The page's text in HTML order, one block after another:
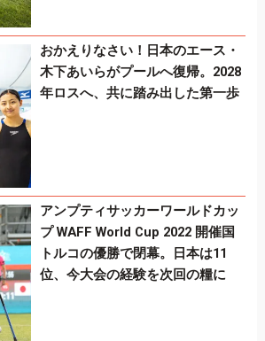
おかえりなさい！日本のエース・
木下あいらがプールへ復帰。2028
年ロスへ、共に踏み出した第一歩
アンプティサッカーワールドカッ
プ WAFF World Cup 2022 開催国
トルコの優勝で閉幕。日本は11
位、今大会の経験を次回の糧に